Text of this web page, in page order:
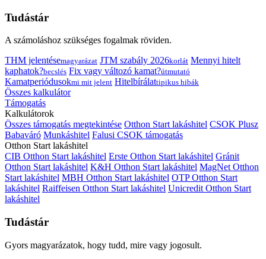
Tudástár
A számoláshoz szükséges fogalmak röviden.
THM jelentésemagyarázat JTM szabály 2026korlát Mennyi hitelt
kaphatok?becslés Fix vagy változó kamat?útmutató
Kamatperiódusokmi mit jelent Hitelbírálattipikus hibák
Összes kalkulátor
Támogatás
Kalkulátorok
Összes támogatás megtekintése Otthon Start lakáshitel CSOK Plusz
Babaváró Munkáshitel Falusi CSOK támogatás
Otthon Start lakáshitel
CIB Otthon Start lakáshitel Erste Otthon Start lakáshitel Gránit
Otthon Start lakáshitel K&H Otthon Start lakáshitel MagNet Otthon
Start lakáshitel MBH Otthon Start lakáshitel OTP Otthon Start
lakáshitel Raiffeisen Otthon Start lakáshitel Unicredit Otthon Start
lakáshitel
Tudástár
Gyors magyarázatok, hogy tudd, mire vagy jogosult.